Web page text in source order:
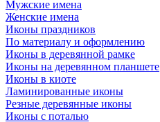
Мужские имена
Женские имена
Иконы праздников
По материалу и оформлению
Иконы в деревянной рамке
Иконы на деревянном планшете
Иконы в киоте
Ламинированные иконы
Резные деревянные иконы
Иконы с поталью